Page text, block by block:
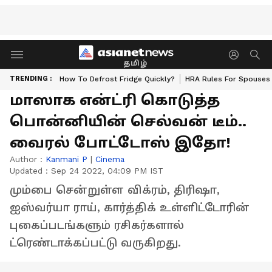
தமிழ்
TRENDING : How To Defrost Fridge Quickly? HRA Rules For Spouses
மாஸாக என்ட்ரி கொடுத்த
பொன்னியின் செல்வன் டீம்..
வைரல் போட்டோஸ் இதோ!
Author : Kanmani P | Cinema
Updated : Sep 24 2022, 04:09 PM IST
மும்பை சென்றுள்ள விக்ரம், திரிஷா,
ஐஸ்வர்யா ராய், கார்த்திக் உள்ளிட்டோரின்
புகைப்படங்களும் ரசிகர்களால்
ட்ரெண்டாக்கப்பட்டு வருகிறது.